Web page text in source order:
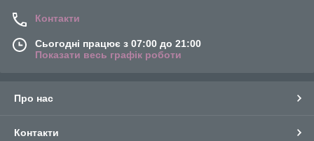
Контакти
Сьогодні працює з 07:00 до 21:00
Показати весь графік роботи
Про нас
Контакти